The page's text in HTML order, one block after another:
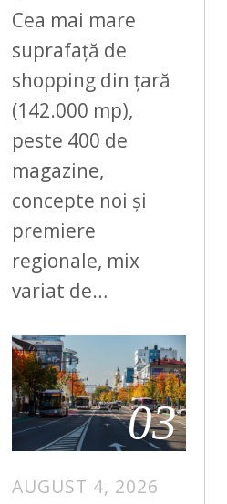
Cea mai mare
suprafață de
shopping din țară
(142.000 mp),
peste 400 de
magazine,
concepte noi și
premiere
regionale, mix
variat de…
03
AUGUST 4, 2026